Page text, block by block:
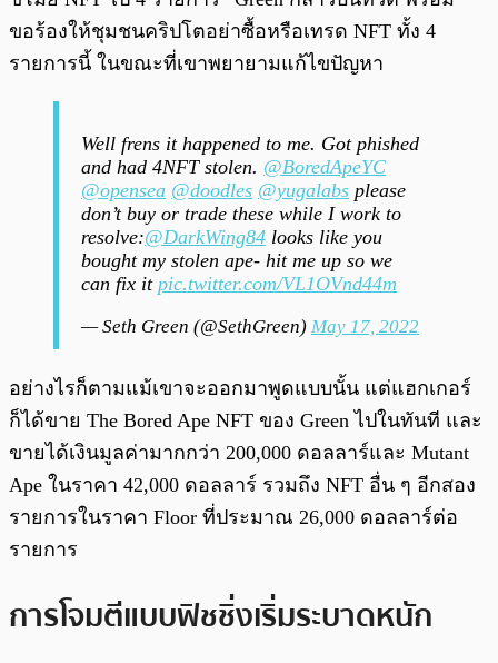
ขอร้องให้ชุมชนคริปโตอย่าซื้อหรือเทรด NFT ทั้ง 4
รายการนี้ ในขณะที่เขาพยายามแก้ไขปัญหา
Well frens it happened to me. Got phished
and had 4NFT stolen. @BoredApeYC
@opensea @doodles @yugalabs please
don’t buy or trade these while I work to
resolve:@DarkWing84 looks like you
bought my stolen ape- hit me up so we
can fix it pic.twitter.com/VL1OVnd44m
— Seth Green (@SethGreen) May 17, 2022
อย่างไรก็ตามแม้เขาจะออกมาพูดแบบนั้น แต่แฮกเกอร์
ก็ได้ขาย The Bored Ape NFT ของ Green ไปในทันที และ
ขายได้เงินมูลค่ามากกว่า 200,000 ดอลลาร์และ Mutant
Ape ในราคา 42,000 ดอลลาร์ รวมถึง NFT อื่น ๆ อีกสอง
รายการในราคา Floor ที่ประมาณ 26,000 ดอลลาร์ต่อ
รายการ
การโจมตีแบบฟิชชิ่งเริ่มระบาดหนัก